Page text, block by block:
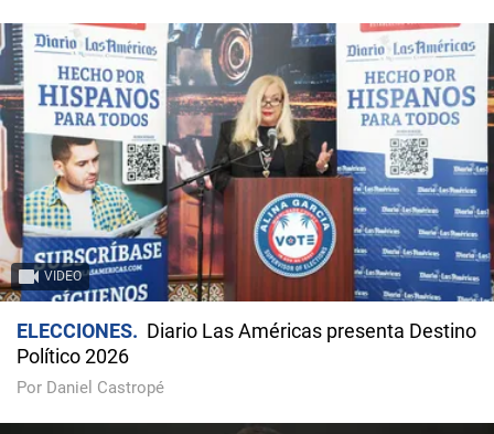
VIDEO
ELECCIONES
Diario Las Américas presenta Destino
Político 2026
Por Daniel Castropé